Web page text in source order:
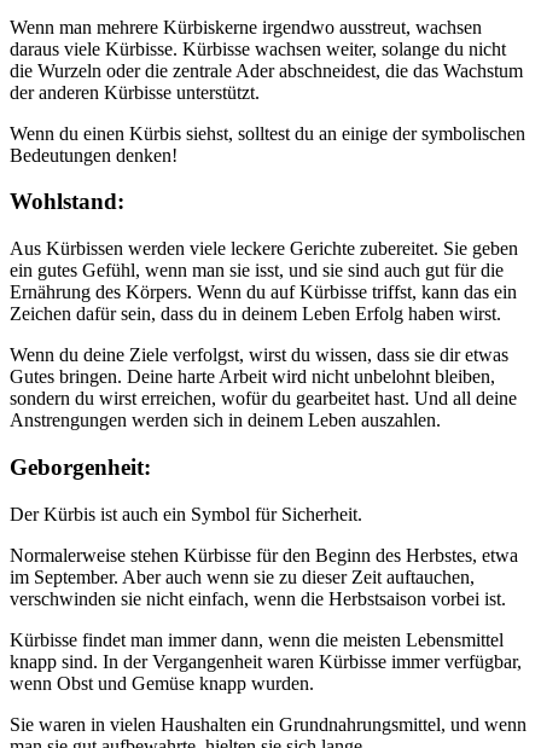
Wenn man mehrere Kürbiskerne irgendwo ausstreut, wachsen
daraus viele Kürbisse. Kürbisse wachsen weiter, solange du nicht
die Wurzeln oder die zentrale Ader abschneidest, die das Wachstum
der anderen Kürbisse unterstützt.
Wenn du einen Kürbis siehst, solltest du an einige der symbolischen
Bedeutungen denken!
Wohlstand:
Aus Kürbissen werden viele leckere Gerichte zubereitet. Sie geben
ein gutes Gefühl, wenn man sie isst, und sie sind auch gut für die
Ernährung des Körpers. Wenn du auf Kürbisse triffst, kann das ein
Zeichen dafür sein, dass du in deinem Leben Erfolg haben wirst.
Wenn du deine Ziele verfolgst, wirst du wissen, dass sie dir etwas
Gutes bringen. Deine harte Arbeit wird nicht unbelohnt bleiben,
sondern du wirst erreichen, wofür du gearbeitet hast. Und all deine
Anstrengungen werden sich in deinem Leben auszahlen.
Geborgenheit:
Der Kürbis ist auch ein Symbol für Sicherheit.
Normalerweise stehen Kürbisse für den Beginn des Herbstes, etwa
im September. Aber auch wenn sie zu dieser Zeit auftauchen,
verschwinden sie nicht einfach, wenn die Herbstsaison vorbei ist.
Kürbisse findet man immer dann, wenn die meisten Lebensmittel
knapp sind. In der Vergangenheit waren Kürbisse immer verfügbar,
wenn Obst und Gemüse knapp wurden.
Sie waren in vielen Haushalten ein Grundnahrungsmittel, und wenn